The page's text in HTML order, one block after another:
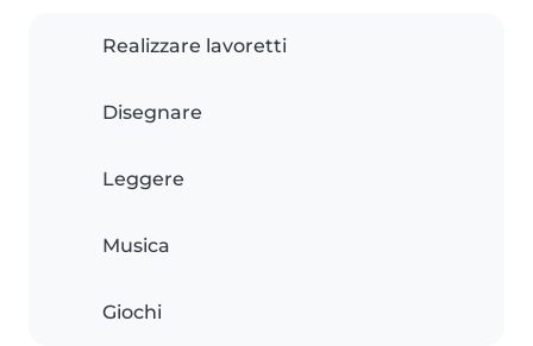
Realizzare lavoretti
Disegnare
Leggere
Musica
Giochi